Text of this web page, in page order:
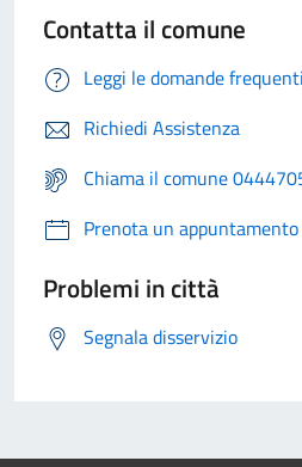
Contatta il comune
Leggi le domande frequenti
Richiedi Assistenza
Chiama il comune
Prenota un appuntamento
Problemi in città
Segnala disservizio